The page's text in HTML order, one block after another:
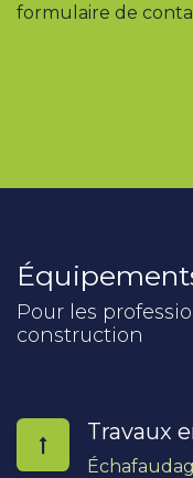
formulaire de
Pour les
construction
Travaux